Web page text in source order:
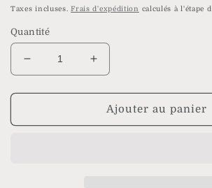
habituel
soldé
Taxes incluses. Frais d'expédition calculés à l'étape
Quantité
Réduire
la
quantité
Collier
Augmenter
la
quantité
Collier
Ajouter au panier